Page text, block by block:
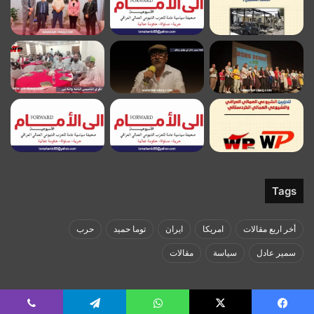
Tags
أخر اربع مقالات امريكا ايران توما حميد حرب
سمير عادل سياسة مقالات